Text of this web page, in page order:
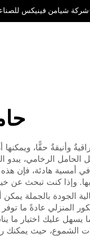
شركة شيامن فينيكس
وأنيقةٌ حقًّا،
الرخامي، يبدو
وإذا كنت تبحث عن
الجودة بالجملة يمكن
المنزلي عادةً ما
عليك اختيار ما
الشموع، حيث يمكنك